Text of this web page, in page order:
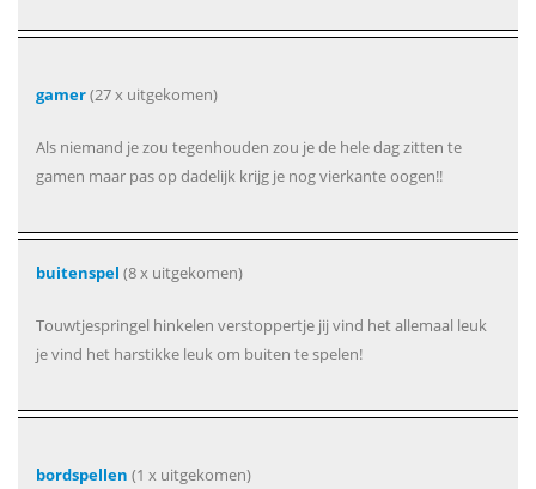
gamer(27 x uitgekomen)
Als niemand je zou tegenhouden zou je de hele dag zitten te
gamen maar pas op dadelijk krijg je nog vierkante oogen!!
buitenspel (8 x uitgekomen)
Touwtjespringel hinkelen verstoppertje jij vind het allemaal leuk
je vind het harstikke leuk om buiten te spelen!
bordspellen (1 x uitgekomen)